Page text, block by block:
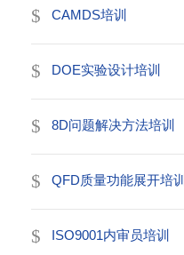
CAMDS培训
DOE实验设计培训
8D问题解决方法培训
QFD质量功能展开培训
ISO9001内审员培训